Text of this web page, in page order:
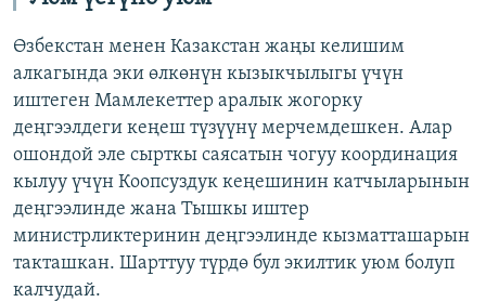
Өзбекстан менен Казакстан жаңы келишим
алкагында эки өлкөнүн кызыкчылыгы үчүн
иштеген Мамлекеттер аралык жогорку
деңгээлдеги кеңеш түзүүнү мерчемдешкен. Алар
ошондой эле сырткы саясатын чогуу координация
кылуу үчүн Коопсуздук кеңешинин катчыларынын
деңгээлинде жана Тышкы иштер
министрликтеринин деңгээлинде кызматташарын
такташкан. Шарттуу түрдө бул экилтик уюм болуп
калчудай.